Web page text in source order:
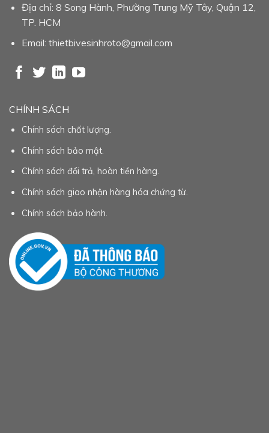
Địa chỉ: 8 Song Hành, Phường Trung Mỹ Tây, Quận 12,
TP. HCM
Email: thietbivesinhroto@gmail.com
CHÍNH SÁCH
Chính sách chất lượng.
Chính sách bảo mật.
Chính sách đổi trả, hoàn tiền hàng.
Chính sách giao nhận hàng hóa chứng từ.
Chính sách bảo hành.